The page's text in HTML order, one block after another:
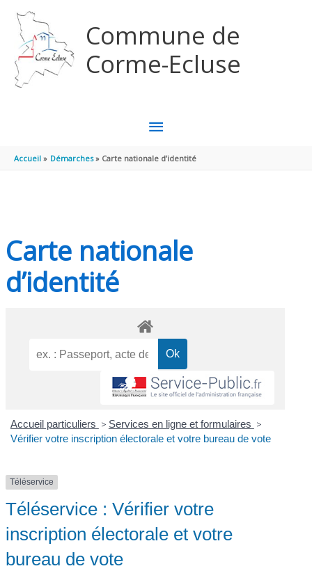
Commune de
Corme-Ecluse
MENU
PRINCIPAL
Accueil Démarches Carte nationale d’identité
Carte nationale
d’identité
Accueil particuliers > Services en ligne et formulaires >
Vérifier votre inscription électorale et votre bureau de vote
Téléservice
Téléservice : Vérifier votre
inscription électorale et votre
bureau de vote